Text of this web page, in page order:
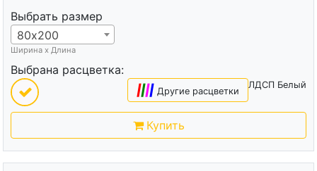
Выбрать размер
80х200
Ширина х Длина
Выбрана расцветка:
ЛДСП Белый
|||| Другие расцветки
Купить